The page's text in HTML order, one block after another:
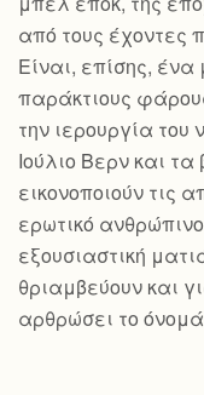
από τους έχοντες
Είναι, επίσης, ένα
παράκτιους
την ιερουργία
Ιούλιο Βερν και τα
εικονοποιούν τις
ερωτικό
εξουσιαστική
θριαμβεύουν και
αρθρώσει το